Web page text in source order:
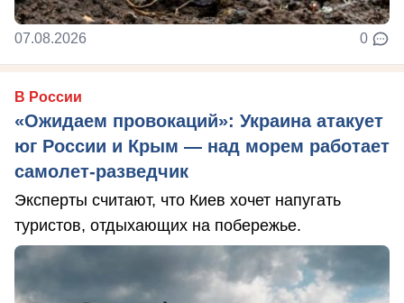
07.08.2026 0
В России
«Ожидаем провокаций»: Украина атакует
юг России и Крым — над морем работает
самолет-разведчик
Эксперты считают, что Киев хочет напугать
туристов, отдыхающих на побережье.